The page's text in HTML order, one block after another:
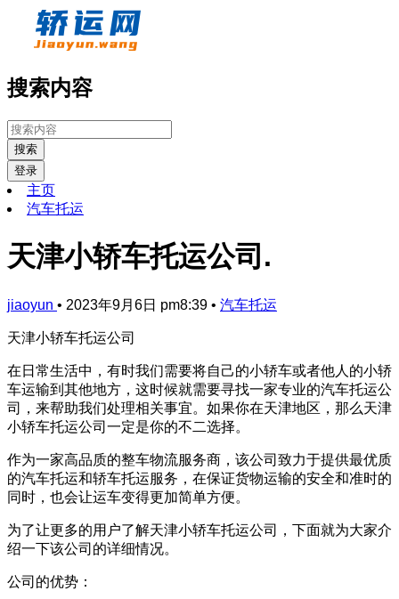
搜索内容
搜索
登录
主页
汽车托运
天津小轿车托运公司.
jiaoyun • 2023年9月6日 pm8:39 • 汽车托运
天津小轿车托运公司
在日常生活中，有时我们需要将自己的小轿车或者他人的小轿
车运输到其他地方，这时候就需要寻找一家专业的汽车托运公
司，来帮助我们处理相关事宜。如果你在天津地区，那么天津
小轿车托运公司一定是你的不二选择。
作为一家高品质的整车物流服务商，该公司致力于提供最优质
的汽车托运和轿车托运服务，在保证货物运输的安全和准时的
同时，也会让运车变得更加简单方便。
为了让更多的用户了解天津小轿车托运公司，下面就为大家介
绍一下该公司的详细情况。
公司的优势：